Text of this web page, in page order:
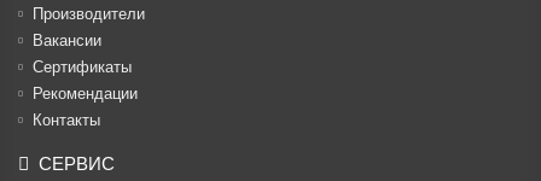
Производители
Вакансии
Cертификаты
Рекомендации
Контакты
СЕРВИС